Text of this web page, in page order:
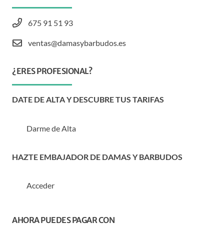
675 91 51 93
ventas@damasybarbudos.es
¿ERES PROFESIONAL?
DATE DE ALTA Y DESCUBRE TUS TARIFAS
Darme de Alta
HAZTE EMBAJADOR DE DAMAS Y BARBUDOS
Acceder
AHORA PUEDES PAGAR CON